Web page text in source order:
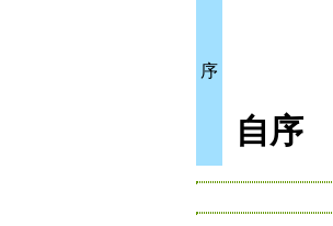
序
自序